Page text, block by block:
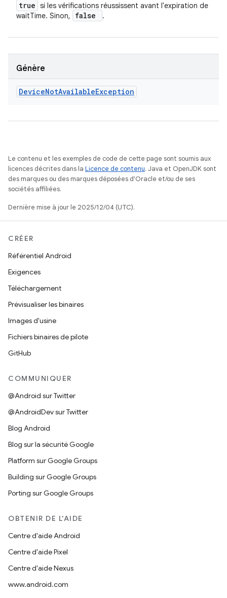
true si les vérifications réussissent avant l'expiration de
waitTime. Sinon,
false .
Génère
DeviceNotAvailableException
Le contenu et les exemples de code de cette page sont soumis aux
licences décrites dans la Licence de contenu. Java et OpenJDK sont
des marques ou des marques déposées d'Oracle et/ou de ses
sociétés affiliées.
Dernière mise à jour le 2025/12/04 (UTC).
CRÉER
Référentiel Android
Exigences
Téléchargement
Prévisualiser les binaires
Images d'usine
Fichiers binaires de pilote
GitHub
COMMUNIQUER
@Android sur Twitter
@AndroidDev sur Twitter
Blog Android
Blog sur la sécurité Google
Platform sur Google Groups
Building sur Google Groups
Porting sur Google Groups
OBTENIR DE L'AIDE
Centre d'aide Android
Centre d'aide Pixel
Centre d'aide Nexus
www.android.com